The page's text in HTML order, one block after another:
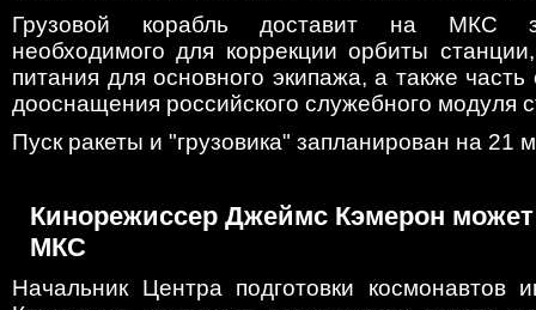
Грузовой корабль доставит на МКС
необходимого для коррекции орбиты
питания для основного экипажа, а также
дооснащения российского служебного модуля
Пуск ракеты и "грузовика" запланирован на 21
Кинорежиссер Джеймс Кэмерон может
МКС
Начальник Центра подготовки космонавтов